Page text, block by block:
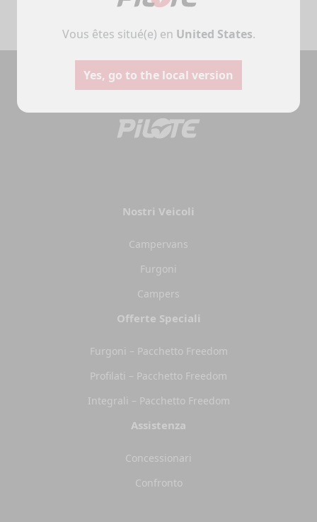
Selezionare
Nostri Veicoli
Campervans
Furgoni
Campers
Offerte Speciali
Furgoni – Pacchetto Freedom
Profilati – Pacchetto Freedom
Integrali – Pacchetto Freedom
Assistenza
Concessionari
Confronto
Vous êtes situé(e) en United States.
Yes, go to the local version